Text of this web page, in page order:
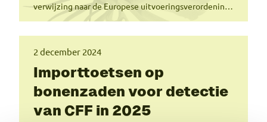
verwijzing naar de Europese uitvoeringsverordening
(EU) Nr. 543/2011.
2 december 2024
Importtoetsen op
bonenzaden voor detectie
van CFF in 2025